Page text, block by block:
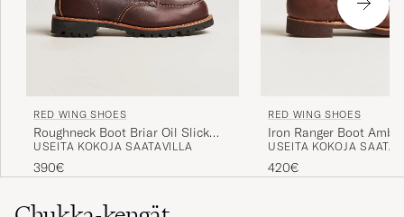
RED WING SHOES
Roughneck Boot Briar Oil Slick
Leather
USEITA KOKOJA SAATAVILLA
390€
RED WING SHOES
Iron Ranger Boot
USEITA KOKOJA
420€